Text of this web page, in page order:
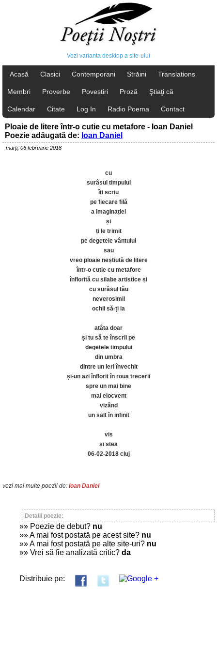
Vezi varianta desktop a site-ului
Acasă Clasici Contemporani Străini Translations
Membri Proverbe Povestiri Proză Ştiaţi că
Calendar Citate Log In Radio Poema Contact
Ploaie de litere într-o cutie cu metafore - Ioan Daniel
Poezie adăugată de: Ioan Daniel
marți, 06 februarie 2018
cu
surâsul timpului
îți scriu
pe fiecare filă
a imaginației
și
ți le trimit
pe degetele vântului
sau
vreo ploaie neștiută de litere
într-o cutie cu metafore
înflorită cu silabe artistice și
cu surâsul tău
neverosimil
ochii să-ți ia
atâta doar
și tu să te înscrii pe
degetele timpului
din umbra
dintre un ieri învechit
și-un azi înflorit în roua trecerii
spre un mai bine
mai elocvent
vizând
un salt în infinit
vis
și stea
06-02-2018 cluj
vezi mai multe poezii de: Ioan Daniel
Detalii poezie:
»» Poezie de debut? nu
»» A mai fost postată pe acest site? nu
»» A mai fost postată pe alte site-uri? nu
»» Vrei să fie analizată critic? da
Distribuie pe: